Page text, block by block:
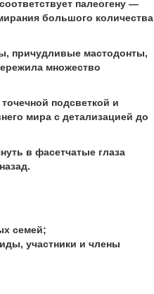
палеогену —
большого количества
причудливые мастодонты,
множество
подсветкой и
мира с детализацией до
в фасетчатые глаза
семей;
участники и члены